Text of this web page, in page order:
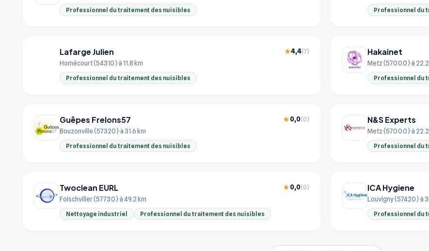
Professionnel du traitement des nuisibles Professionnel du
Lafarge Julien ★4,4(7)
Homécourt (54310) à 11.8 km
Professionnel du traitement des nuisibles
Hakainet
Metz (57000) à
Professionnel du
Guêpes Frelons57 ★0,0(0)
Bouzonville (57320) à 31.6 km
Professionnel du traitement des nuisibles
N&S Experts
Metz (57000) à
Professionnel du
Twoclean EURL ★0,0(0)
Folschviller (57730) à 49.2 km
Nettoyage industriel Professionnel du traitement des nuisibles
ICA Hygiene
Louvigny (57420) à
Professionnel du